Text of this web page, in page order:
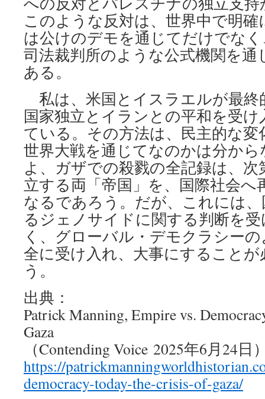
このような反対は、世界中で明
は公けのデモを通じてだけでなく
司法裁判所のような公式機関を
ある。
私は、米国とイスラエルが最
国家独立とイランとの平和を受
ている。その方法は、民主的な
世界大戦を通じてなのかは分か
よ、ガザでの殺戮の全記録は、
立する両「帝国」を、国際社会
なるであろう。だが、これには
るジェノサイドに関する判断を
く、グローバル・デモクラシー
全に受け入れ、大事にすること
う。
出典：
Patrick Manning, Empire vs.
Gaza
（Contending Voice 2025年6月24日
https://
democracy-today-the-crisis-of-gaza/